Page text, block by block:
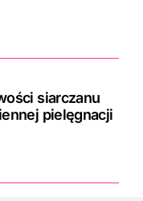
siarczanu
pielęgnacji